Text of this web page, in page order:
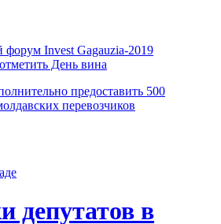
Invest Gagauzia-2019
День вина
предоставить 500
перевозчиков
депутатов в